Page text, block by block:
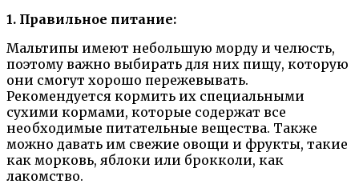
1. Правильное питание:
Мальтипы имеют небольшую морду и челюсть,
поэтому важно выбирать для них пищу, которую
они смогут хорошо пережевывать.
Рекомендуется кормить их специальными
сухими кормами, которые содержат все
необходимые питательные вещества. Также
можно давать им свежие овощи и фрукты, такие
как морковь, яблоки или брокколи, как
лакомство.